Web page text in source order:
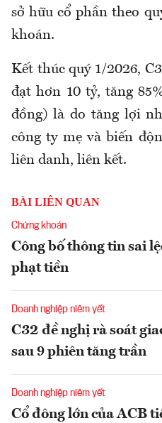
sở hữu cổ phần theo
khoán.
Kết thúc quý 1/2026,
đạt hơn 10 tỷ, tăng
đồng) là do tăng lợi
công ty mẹ và biến
liên danh, liên kết.
BÀI LIÊN QUAN
Chứng khoán
Công bố thông tin sai
phạt tiền
Doanh nghiệp niêm yết
C32 đề nghị rà soát
sau 9 phiên tăng trần
Doanh nghiệp niêm yết
Cổ đông lớn của ACB